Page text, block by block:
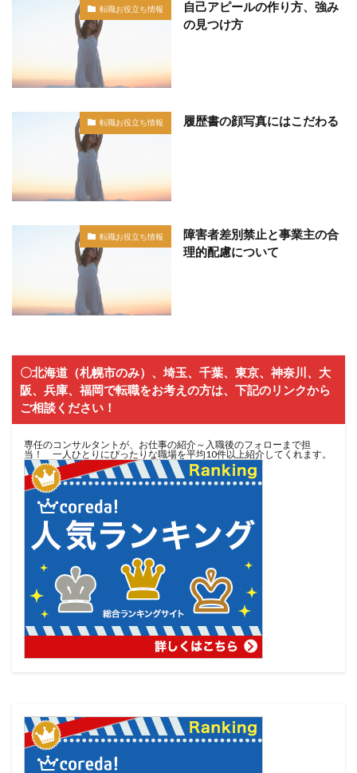
転職お役立ち情報
自己アピールの作り方、強み
の見つけ方
転職お役立ち情報 履歴書の顔写真にはこだわる
転職お役立ち情報
障害者差別禁止と事業主の合
理的配慮について
〇北海道（札幌市のみ）、埼玉、千葉、東京、神奈川、大
阪、兵庫、福岡で転職をお考えの方は、下記のリンクから
ご相談ください！
専任のコンサルタントが、お仕事の紹介～入職後のフォローまで担
当！ 一人ひとりにぴったりな職場を平均10件以上紹介してくれます。